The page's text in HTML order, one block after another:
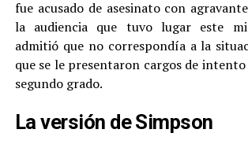
fue acusado de asesinato con
la audiencia que tuvo lugar este
admitió que no correspondía a la
que se le presentaron cargos de
segundo grado.
La versión de Simpson